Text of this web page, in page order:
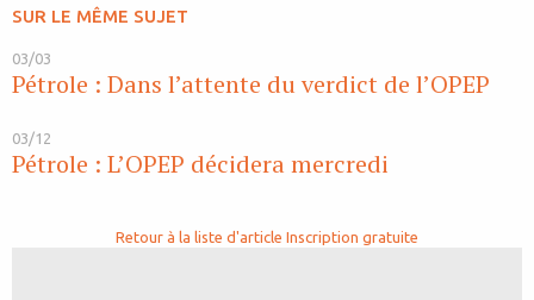
SUR LE MÊME SUJET
03/03
Pétrole : Dans l’attente du verdict de l’OPEP
03/12
Pétrole : L’OPEP décidera mercredi
Retour à la liste d'article Inscription gratuite